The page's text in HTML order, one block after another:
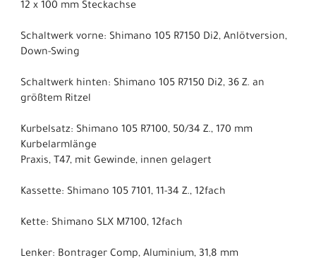
12 x 100 mm Steckachse
Schaltwerk vorne: Shimano 105 R7150 Di2, Anlötversion,
Down-Swing
Schaltwerk hinten: Shimano 105 R7150 Di2, 36 Z. an
größtem Ritzel
Kurbelsatz: Shimano 105 R7100, 50/34 Z., 170 mm
Kurbelarmlänge
Praxis, T47, mit Gewinde, innen gelagert
Kassette: Shimano 105 7101, 11-34 Z., 12fach
Kette: Shimano SLX M7100, 12fach
Lenker: Bontrager Comp, Aluminium, 31,8 mm